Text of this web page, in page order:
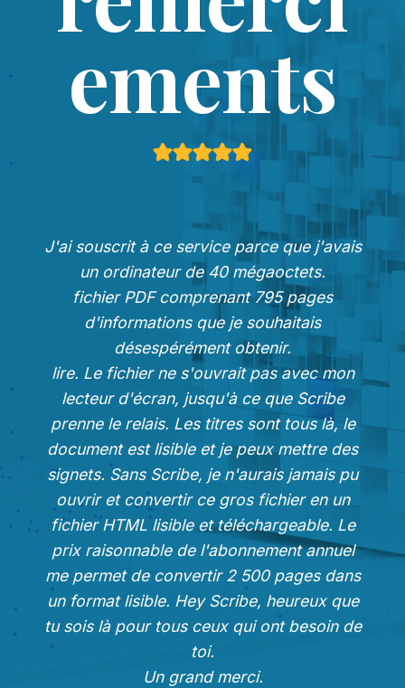
ements
J'ai souscrit à ce service parce que j'avais
un ordinateur de 40 mégaoctets.
fichier PDF comprenant 795 pages
d'informations que je souhaitais
désespérément obtenir.
lire. Le fichier ne s'ouvrait pas avec mon
lecteur d'écran, jusqu'à ce que Scribe
prenne le relais. Les titres sont tous là, le
document est lisible et je peux mettre des
signets. Sans Scribe, je n'aurais jamais pu
ouvrir et convertir ce gros fichier en un
fichier HTML lisible et téléchargeable. Le
prix raisonnable de l'abonnement annuel
me permet de convertir 2 500 pages dans
un format lisible. Hey Scribe, heureux que
tu sois là pour tous ceux qui ont besoin de
toi.
Un grand merci.